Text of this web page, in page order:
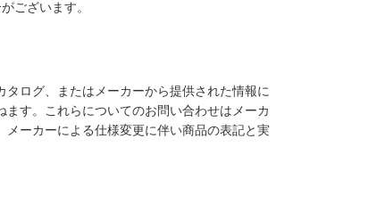
ございます。
ログ、またはメーカーから提供された情報に
す。これらについてのお問い合わせはメーカ
ーカーによる仕様変更に伴い商品の表記と実